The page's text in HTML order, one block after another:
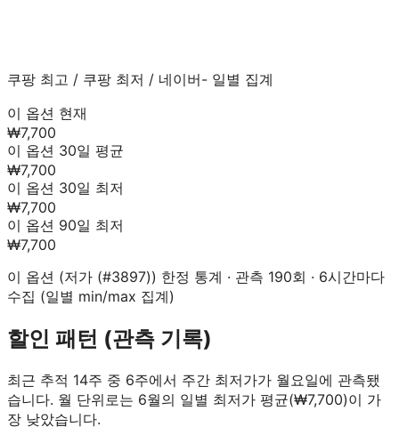
쿠팡 최고 / 쿠팡 최저 / 네이버- 일별 집계
이 옵션 현재
₩7,700
이 옵션 30일 평균
₩7,700
이 옵션 30일 최저
₩7,700
이 옵션 90일 최저
₩7,700
이 옵션 (저가 (#3897)) 한정 통계 · 관측 190회 · 6시간마다
수집 (일별 min/max 집계)
할인 패턴 (관측 기록)
최근 추적 14주 중 6주에서 주간 최저가가 월요일에 관측됐
습니다. 월 단위로는 6월의 일별 최저가 평균(₩7,700)이 가
장 낮았습니다.